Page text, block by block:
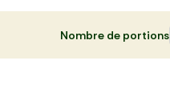
Nombre de portions